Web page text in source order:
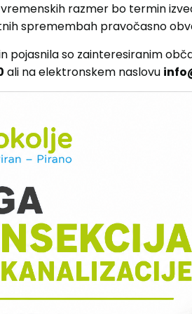
razmer bo termin
spremembah pravočasno
pojasnila so zainteresiranim
ali na elektronskem naslovu